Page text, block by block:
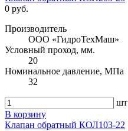
0 руб.
Производитель
ООО «ГидроТехМаш»
Условный проход, мм.
20
Номинальное давление, МПа
32
шт
В корзину
Клапан обратный КОЛ103-22